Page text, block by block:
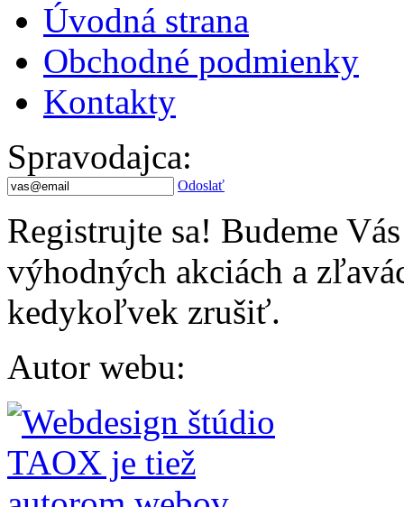
Úvodná strana
Obchodné podmienky
Kontakty
Spravodajca:
Odoslať
Registrujte sa! Budeme
výhodných akciách a
kedykoľvek zrušiť.
Autor webu: